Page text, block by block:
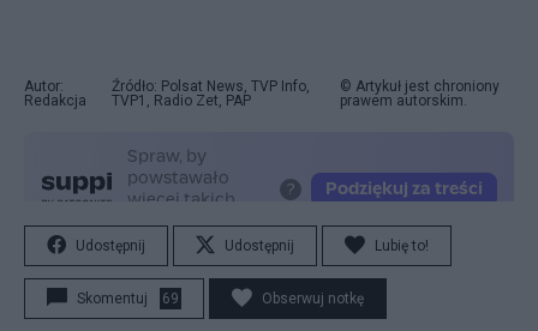
Autor:
Redakcja
Źródło: Polsat News, TVP Info,
TVP1, Radio Zet, PAP
© Artykuł jest chroniony
prawem autorskim.
Udostępnij Udostępnij Lubię to!
Skomentuj 69 Obserwuj notkę